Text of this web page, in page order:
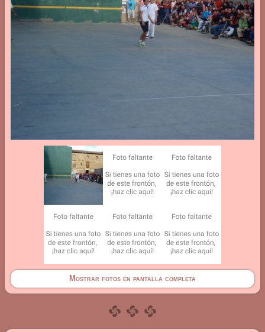
Mostrar fotos en pantalla completa